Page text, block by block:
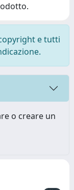
e tutti
o creare un